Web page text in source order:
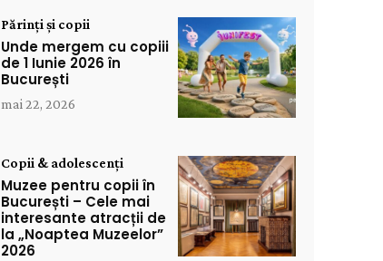
Părinți și copii
Unde mergem cu copiii
de 1 Iunie 2026 în
București
mai 22, 2026
Copii & adolescenți
Muzee pentru copii în
București – Cele mai
interesante atracții de
la „Noaptea Muzeelor”
2026